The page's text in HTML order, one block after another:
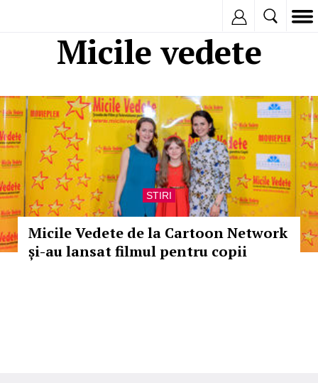
Micile vedete
STIRI
Micile Vedete de la Cartoon Network
și-au lansat filmul pentru copii